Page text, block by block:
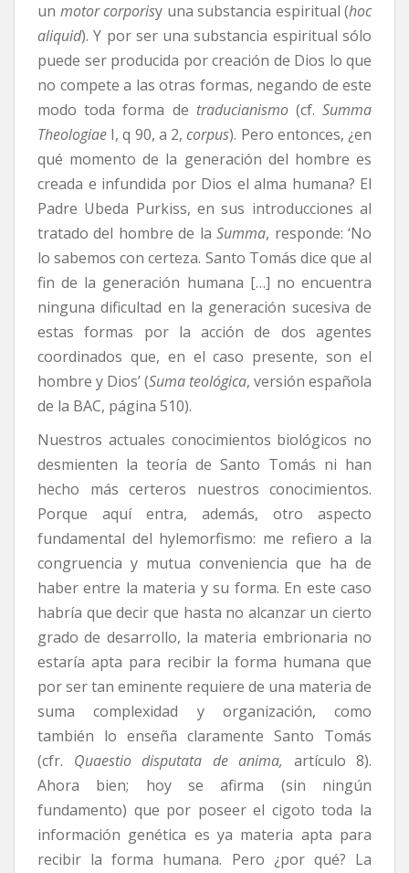
un motor corporisy una substancia espiritual (hoc
aliquid). Y por ser una substancia espiritual sólo
puede ser producida por creación de Dios lo que
no compete a las otras formas, negando de este
modo toda forma de traducianismo(cf.Summa
Theologiae I, q 90, a 2,corpus). Pero entonces, ¿en
qué momento de la generación del hombre es
creada e infundida por Dios el alma humana? El
Padre Ubeda Purkiss, en sus introducciones al
tratado del hombre de laSumma, responde: ‘No
lo sabemos con certeza. Santo Tomás dice que al
fin de la generación humana […] no encuentra
ninguna dificultad en la generación sucesiva de
estas formas por la acción de dos agentes
coordinados que, en el caso presente, son el
hombre y Dios’ (Suma teológica, versión española
de la BAC, página 510).
Nuestros actuales conocimientos biológicos no
desmienten la teoría de Santo Tomás ni han
hecho más certeros nuestros conocimientos.
Porque aquí entra, además, otro aspecto
fundamental del hylemorfismo: me refiero a la
congruencia y mutua conveniencia que ha de
haber entre la materia y su forma. En este caso
habría que decir que hasta no alcanzar un cierto
grado de desarrollo, la materia embrionaria no
estaría apta para recibir la forma humana que
por ser tan eminente requiere de una materia de
suma complexidad y organización, como
también lo enseña claramente Santo Tomás
(cfr. Quaestio disputata de anima, artículo 8).
Ahora bien; hoy se afirma (sin ningún
fundamento) que por poseer el cigoto toda la
información genética es ya materia apta para
recibir la forma humana. Pero ¿por qué? La